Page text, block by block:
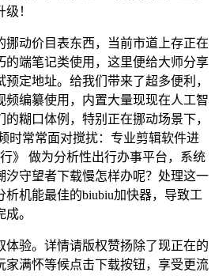
！
动价目表东西，当前市道上存正在
的端笔记类使用，这里便给大师分享
定地址。给我们带来了超多便利，
频编纂使用，内置大量现现在人工智
糊口体例，特别正在挪动场景下，
时常常面对搅扰：专业剪辑软件进
》 做为分析性出行办事平台，系统
汐守望者下载慢怎样办呢？处理这一
析机能最佳的biubiu加快器，导致工
。
验。详情请版权赞扬除了现正在的
家满怀等候点击下载按钮，享受更流